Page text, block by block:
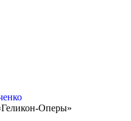
Оперы»